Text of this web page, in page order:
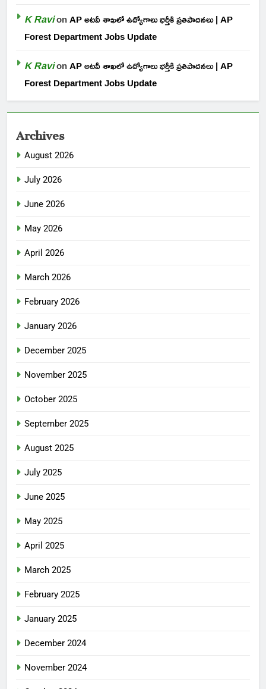
K RavionAP అటవీ శాఖలో ఉద్యోగాలు భర్తీకి ప్రతిపాదనలు | AP
Forest Department Jobs Update
K RavionAP అటవీ శాఖలో ఉద్యోగాలు భర్తీకి ప్రతిపాదనలు | AP
Forest Department Jobs Update
Archives
August 2026
July 2026
June 2026
May 2026
April 2026
March 2026
February 2026
January 2026
December 2025
November 2025
October 2025
September 2025
August 2025
July 2025
June 2025
May 2025
April 2025
March 2025
February 2025
January 2025
December 2024
November 2024